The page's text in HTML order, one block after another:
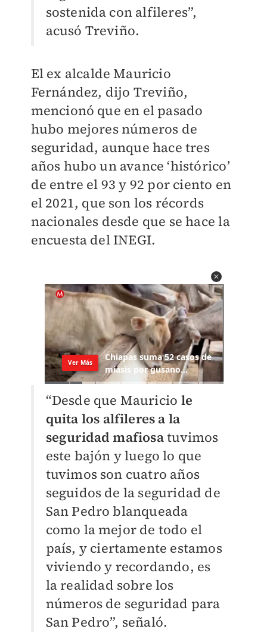
sostenida con alfileres”,
acusó Treviño.
El ex alcalde Mauricio
Fernández, dijo Treviño,
mencionó que en el pasado
hubo mejores números de
seguridad, aunque hace tres
años hubo un avance ‘histórico’
de entre el 93 y 92 por ciento en
el 2021, que son los récords
nacionales desde que se hace la
encuesta del INEGI.
“Desde que Mauricio le
quita los alfileres a la
seguridad mafiosatuvimos
este bajón y luego lo que
tuvimos son cuatro años
seguidos de la seguridad de
San Pedro blanqueada
como la mejor de todo el
país, y ciertamente estamos
viviendo y recordando, es
la realidad sobre los
números de seguridad para
San Pedro”, señaló.